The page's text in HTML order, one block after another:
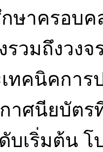
กษาครอบ
วมถึงวง
ทคนิคกา
าศนียบัตร
บเริ่มต้น